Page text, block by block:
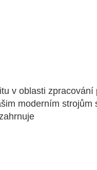
v oblasti
moderním strojům